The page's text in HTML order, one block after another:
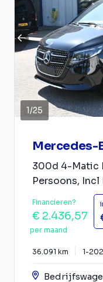
1/25
Mercedes-
300d 4-Matic
Persoons, Incl
Financieren?
€ 2.436,57
per maand
36.091 km 1-